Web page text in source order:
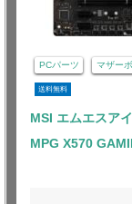
PCパーツ マザー
送料無料
MSI エムエスアイ
MPG X570